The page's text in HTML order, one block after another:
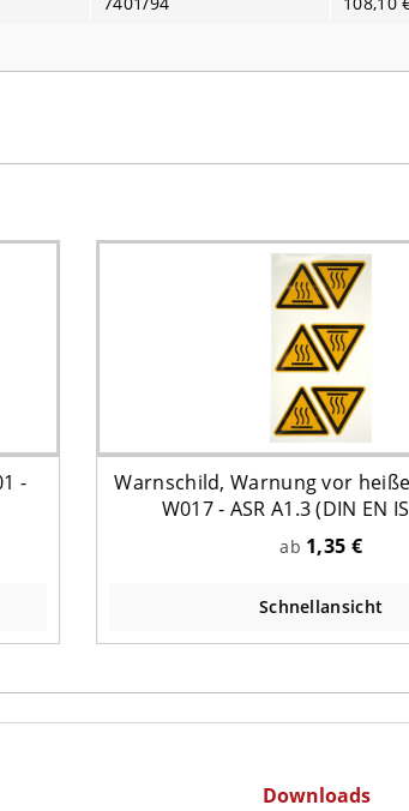
-
Warnschild, Warnung vor
W017 - ASR A1.3 (DIN EN
ab 1,35 €
Schnellansicht
Downloads